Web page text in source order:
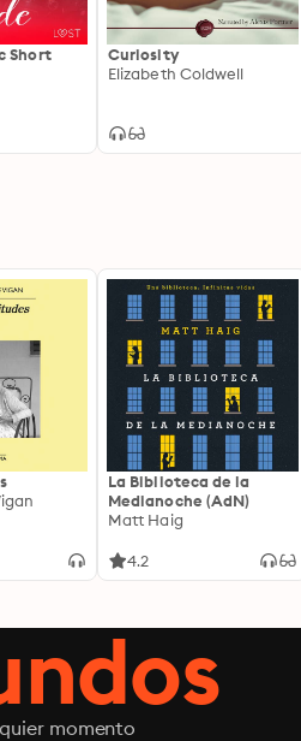
Short
Curiosity
Elizabeth Coldwell
La Biblioteca de la
Medianoche (AdN)
Matt Haig
4.2
momento